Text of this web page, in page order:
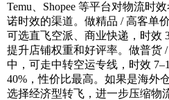
Temu、Shopee 等平台对物流时
诺时效的渠道。做精品 / 高客单
可选直飞空派、商业快递，时效
提升店铺权重和好评率。做普货
中，可走中转空运专线，时效
40%，性价比最高。如果是海外
选择经济型转飞，进一步压缩物